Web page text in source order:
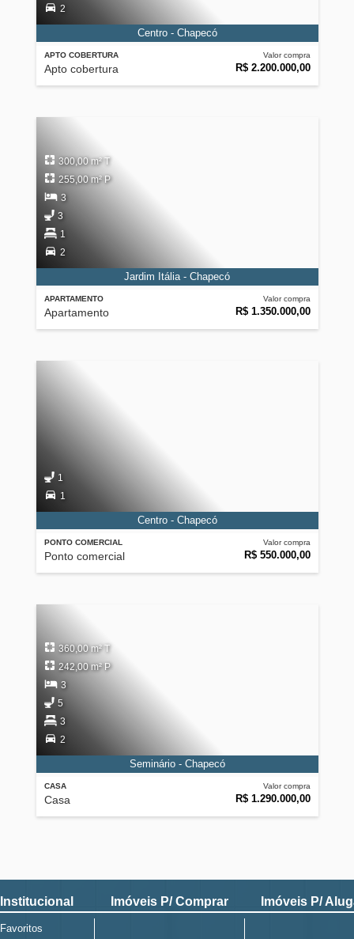
APTO COBERTURA
Apto cobertura
Valor compra
R$ 2.200.000,00
2
Centro - Chapecó
APARTAMENTO
Apartamento
Valor compra
R$ 1.350.000,00
300,00 m² T
255,00 m² P
3
3
1
2
Jardim Itália - Chapecó
PONTO COMERCIAL
Ponto comercial
Valor compra
R$ 550.000,00
1
1
Centro - Chapecó
CASA
Casa
Valor compra
R$ 1.290.000,00
360,00 m² T
242,00 m² P
3
5
3
2
Seminário - Chapecó
Institucional
Favoritos
Imóveis P/ Comprar Imóveis P/